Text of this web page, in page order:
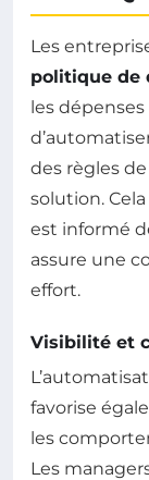
Les
politique de
les
des règles
solution.
est informé
assure une
effort.
Visibilité et
favorise
les
Les